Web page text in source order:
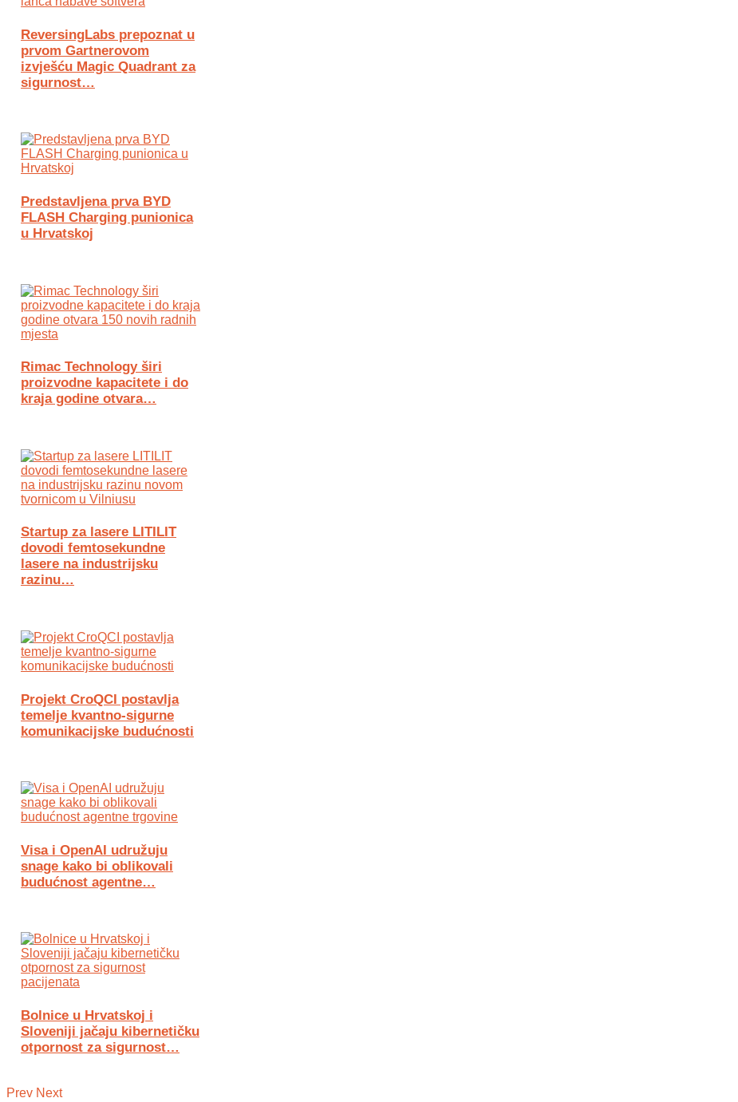
ReversingLabs prepoznat u
prvom Gartnerovom
izvješću Magic Quadrant za
sigurnost…
Predstavljena prva BYD
FLASH Charging punionica
u Hrvatskoj
Rimac Technology širi
proizvodne kapacitete i do
kraja godine otvara…
Startup za lasere LITILIT
dovodi femtosekundne
lasere na industrijsku
razinu…
Projekt CroQCI postavlja
temelje kvantno-sigurne
komunikacijske budućnosti
Visa i OpenAI udružuju
snage kako bi oblikovali
budućnost agentne…
Bolnice u Hrvatskoj i
Sloveniji jačaju kibernetičku
otpornost za sigurnost…
Prev Next